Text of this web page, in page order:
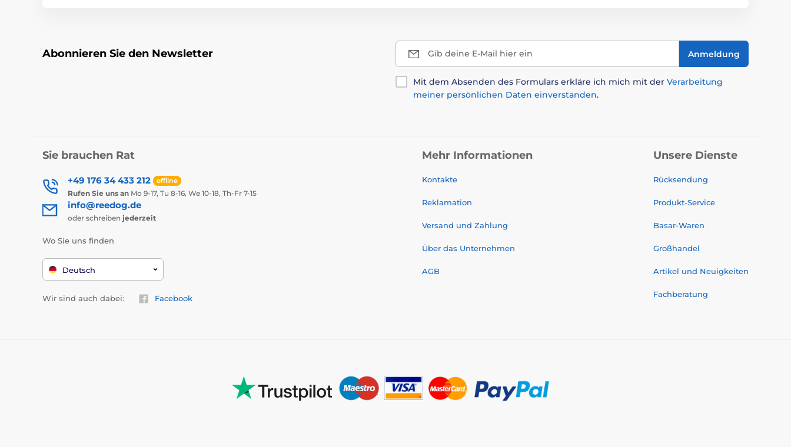
Abonnieren Sie den Newsletter Gib deine E-Mail hier ein Anmeldung
Mit dem Absenden des Formulars erkläre ich mich mit der Verarbeitung
meiner persönlichen Daten einverstanden.
Sie brauchen Rat
+49 176 34 433 212 offline
Rufen Sie uns an Mo 9-17, Tu 8-16, We 10-18, Th-Fr 7-15
info@reedog.de
oder schreiben jederzeit
Wo Sie uns finden
Deutsch
Wir sind auch dabei: Facebook
Mehr Informationen
Kontakte
Reklamation
Versand und Zahlung
Über das Unternehmen
AGB
Unsere Dienste
Rücksendung
Produkt-Service
Basar-Waren
Großhandel
Artikel und Neuigkeiten
Fachberatung